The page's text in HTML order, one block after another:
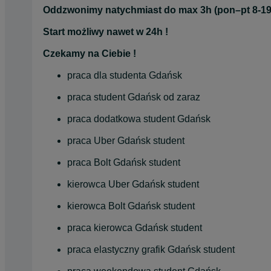
Oddzwonimy natychmiast do max 3h (pon–pt 8-
Start możliwy nawet w 24h !
Czekamy na Ciebie !
praca dla studenta Gdańsk
praca student Gdańsk od zaraz
praca dodatkowa student Gdańsk
praca Uber Gdańsk student
praca Bolt Gdańsk student
kierowca Uber Gdańsk student
kierowca Bolt Gdańsk student
praca kierowca Gdańsk student
praca elastyczny grafik Gdańsk student